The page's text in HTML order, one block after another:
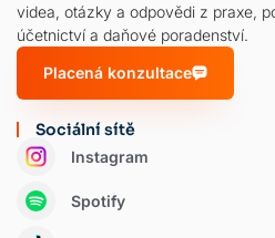
videa, otázky a odpovědi z praxe,
účetnictví a daňové poradenství.
Placená konzultace
Sociální sítě
Instagram
Spotify